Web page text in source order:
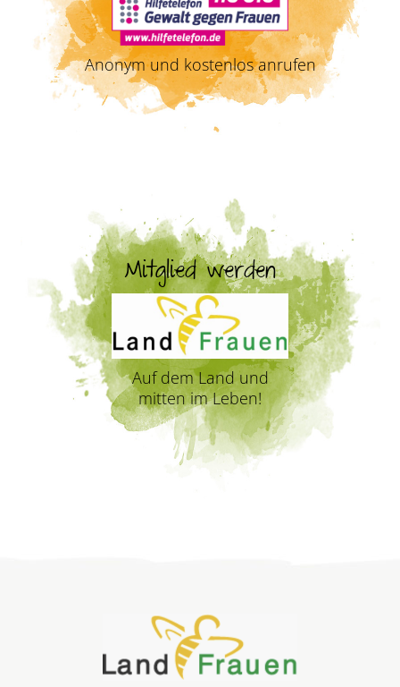
Anonym und kostenlos anrufen
Mitglied werden
Auf dem Land und
mitten im Leben!